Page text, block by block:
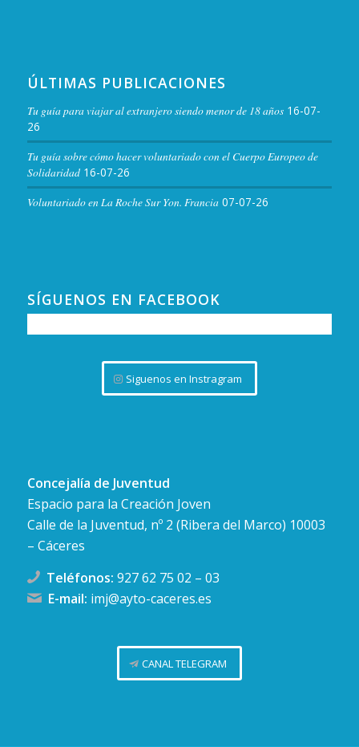
ÚLTIMAS PUBLICACIONES
Tu guía para viajar al extranjero siendo menor de 18 años 16-07-
26
Tu guía sobre cómo hacer voluntariado con el Cuerpo Europeo de
Solidaridad 16-07-26
Voluntariado en La Roche Sur Yon. Francia 07-07-26
SÍGUENOS EN FACEBOOK
Siguenos en Instragram
Concejalía de Juventud
Espacio para la Creación Joven
Calle de la Juventud, nº 2 (Ribera del Marco) 10003
– Cáceres
Teléfonos: 927 62 75 02 – 03
E-mail: imj@ayto-caceres.es
CANAL TELEGRAM